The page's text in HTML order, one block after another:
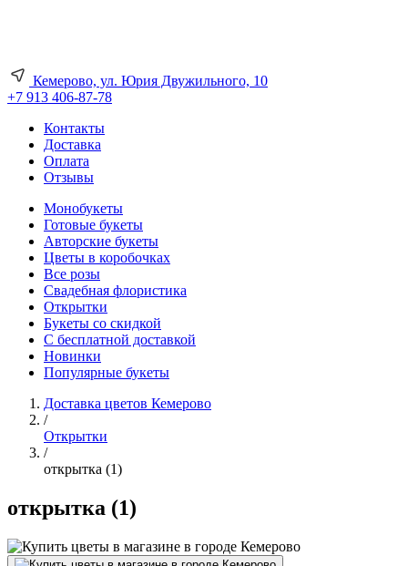
Кемерово, ул. Юрия Двужильного, 10
+7 913 406-87-78
Контакты
Доставка
Оплата
Отзывы
Монобукеты
Готовые букеты
Авторские букеты
Цветы в коробочках
Все розы
Свадебная флористика
Открытки
Букеты со скидкой
С бесплатной доставкой
Новинки
Популярные букеты
Доставка цветов Кемерово
/
Открытки
/
открытка (1)
открытка (1)